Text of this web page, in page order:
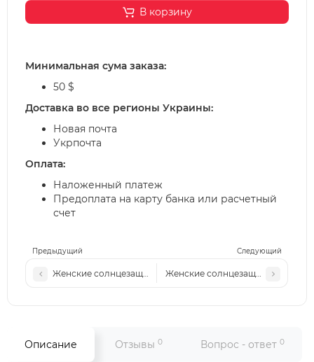
Предыдущий Следующий
Женские солнцезащитные очки ММ 3228 золото-розовые
Женские солнцезащитные очки
В корзину
Минимальная сума заказа:
50 $
Доставка во все регионы Украины:
Новая почта
Укрпочта
Оплата:
Наложенный платеж
Предоплата на карту банка или расчетный
счет
Описание Отзывы 0 Вопрос - ответ 0